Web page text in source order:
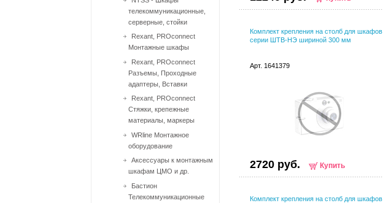
Комплект крепления на столб для шкафов
серии ШТВ-НЭ шириной 300 мм
Арт. 1641379
2720 руб. Купить
Комплект крепления на столб для шкафов
телекоммуникационные,
серверные, стойки
Rexant, PROconnect
Монтажные шкафы
Rexant, PROconnect
Разъемы, Проходные
адаптеры, Вставки
Rexant, PROconnect
Стяжки, крепежные
материалы, маркеры
WRline Монтажное
оборудование
Аксессуары к монтажным
шкафам ЦМО и др.
Бастион
Телекоммуникационные